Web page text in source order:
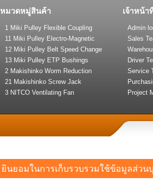
หมวดหมู่สินค้า
1 Miki Pulley Flexible Coupling
11 Miki Pulley Electro-Magnetic
Clutch and Brake
12 Miki Pulley Belt Speed Change
Drive
13 Miki Pulley ETP Bushings
(Shaft Lock)
2 Makishinko Worm Reduction
Gear
21 Makishinko Screw Jack
3 NITCO Ventilating Fan
เจ้าหน้า
Admin
Sales
Driver
Service
Project
ยินยอมในการเก็บรวบรวมใช้ข้อมูลส่ว